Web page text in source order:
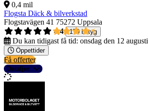
0,4 mil
Flogsta Däck & bilverkstad
Flogstavägen 41 75272 Uppsala
4,4
170 betyg
Du kan tidigast få tid: onsdag den 12 augusti
Öppettider
Få offerter
Detaljer